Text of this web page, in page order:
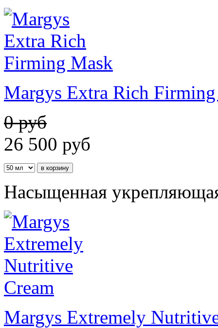
Margys Extra Rich
0 руб
26 500 руб
Насыщенная
Margys Extremely